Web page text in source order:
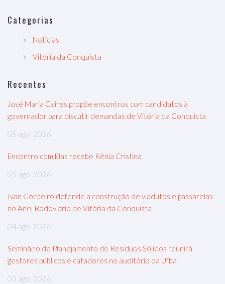
Categorias
Notícias
Vitória da Conquista
Recentes
José Maria Caires propõe encontros com candidatos à
governador para discutir demandas de Vitória da Conquista
05 ago, 2026
Encontro com Elas recebe Kênia Cristina
05 ago, 2026
Ivan Cordeiro defende a construção de viadutos e passarelas
no Anel Rodoviário de Vitória da Conquista
04 ago, 2026
Seminário de Planejamento de Resíduos Sólidos reunirá
gestores públicos e catadores no auditório da Ufba
03 ago, 2026